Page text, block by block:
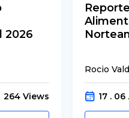
2026
264 Views
Rocio
17 . 06